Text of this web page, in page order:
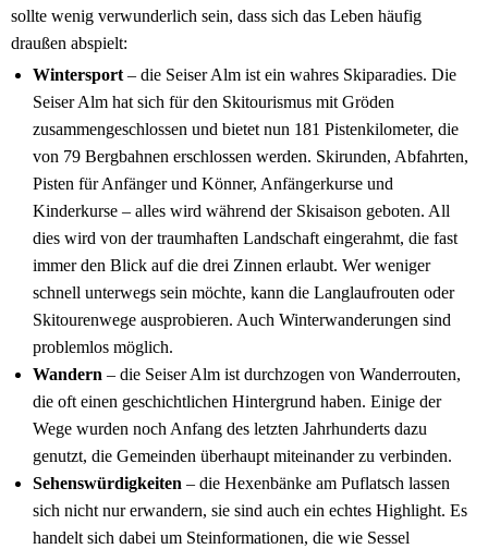
sollte wenig verwunderlich sein, dass sich das Leben häufig
draußen abspielt:
Wintersport – die Seiser Alm ist ein wahres Skiparadies. Die
Seiser Alm hat sich für den Skitourismus mit Gröden
zusammengeschlossen und bietet nun 181 Pistenkilometer, die
von 79 Bergbahnen erschlossen werden. Skirunden, Abfahrten,
Pisten für Anfänger und Könner, Anfängerkurse und
Kinderkurse – alles wird während der Skisaison geboten. All
dies wird von der traumhaften Landschaft eingerahmt, die fast
immer den Blick auf die drei Zinnen erlaubt. Wer weniger
schnell unterwegs sein möchte, kann die Langlaufrouten oder
Skitourenwege ausprobieren. Auch Winterwanderungen sind
problemlos möglich.
Wandern – die Seiser Alm ist durchzogen von Wanderrouten,
die oft einen geschichtlichen Hintergrund haben. Einige der
Wege wurden noch Anfang des letzten Jahrhunderts dazu
genutzt, die Gemeinden überhaupt miteinander zu verbinden.
Sehenswürdigkeiten – die Hexenbänke am Puflatsch lassen
sich nicht nur erwandern, sie sind auch ein echtes Highlight. Es
handelt sich dabei um Steinformationen, die wie Sessel